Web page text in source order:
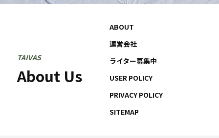
TAIVAS
About Us
ABOUT
運営会社
ライター募集中
USER POLICY
PRIVACY POLICY
SITEMAP